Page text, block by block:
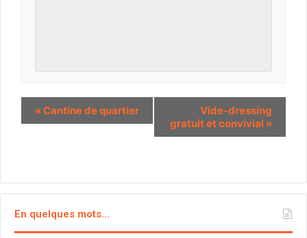
«Cantine de quartier
Vide-dressing
gratuit et convivial »
En quelques mots…